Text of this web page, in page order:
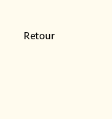
Retour